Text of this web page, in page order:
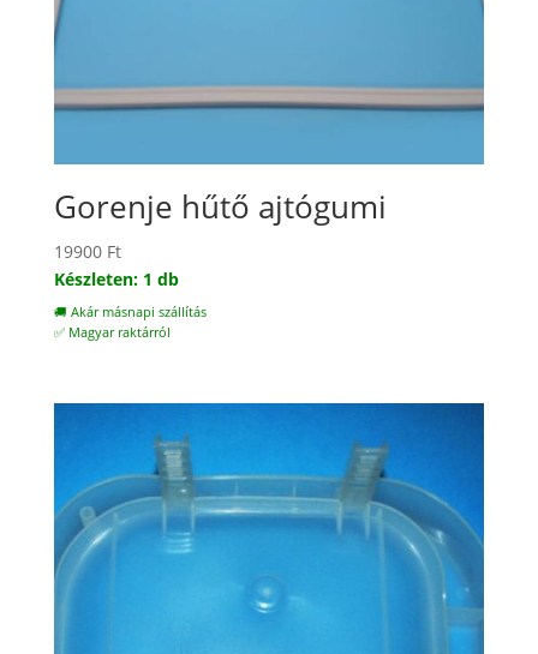
Gorenje hűtő ajtógumi
19900 Ft
Készleten: 1 db
🚚 Akár másnapi szállítás
✅ Magyar raktárról